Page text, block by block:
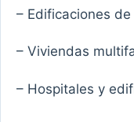
– Edificaciones
– Viviendas
– Hospitales y